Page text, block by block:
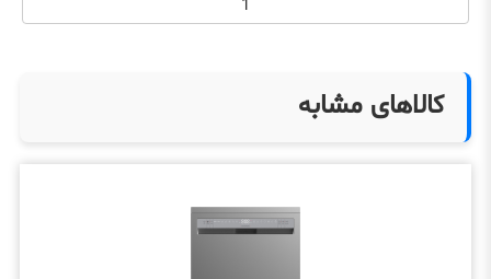
کالاهای مشابه